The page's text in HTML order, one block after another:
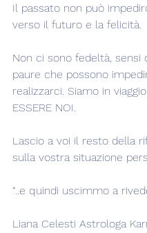
Il passato non può
verso il futuro e la felicità.
Non ci sono fedeltà, sensi
paure che possono
realizzarci. Siamo in
ESSERE NOI.
Lascio a voi il resto della
sulla vostra situazione
“..e quindi uscimmo a
Liana Celesti Astrologa